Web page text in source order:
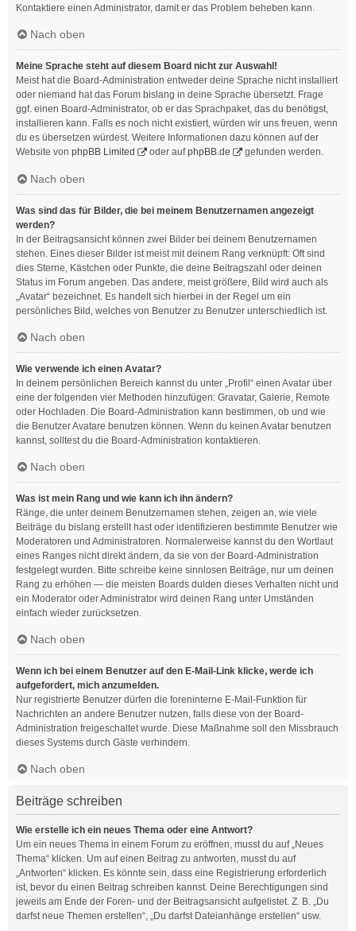
Kontaktiere einen Administrator, damit er das Problem beheben kann.
Nach oben
Meine Sprache steht auf diesem Board nicht zur Auswahl!
Meist hat die Board-Administration entweder deine Sprache nicht installiert
oder niemand hat das Forum bislang in deine Sprache übersetzt. Frage
ggf. einen Board-Administrator, ob er das Sprachpaket, das du benötigst,
installieren kann. Falls es noch nicht existiert, würden wir uns freuen, wenn
du es übersetzen würdest. Weitere Informationen dazu können auf der
Website von phpBB Limited oder aufphpBB.de gefunden werden.
Nach oben
Was sind das für Bilder, die bei meinem Benutzernamen angezeigt
werden?
In der Beitragsansicht können zwei Bilder bei deinem Benutzernamen
stehen. Eines dieser Bilder ist meist mit deinem Rang verknüpft: Oft sind
dies Sterne, Kästchen oder Punkte, die deine Beitragszahl oder deinen
Status im Forum angeben. Das andere, meist größere, Bild wird auch als
„Avatar“ bezeichnet. Es handelt sich hierbei in der Regel um ein
persönliches Bild, welches von Benutzer zu Benutzer unterschiedlich ist.
Nach oben
Wie verwende ich einen Avatar?
In deinem persönlichen Bereich kannst du unter „Profil“ einen Avatar über
eine der folgenden vier Methoden hinzufügen: Gravatar, Galerie, Remote
oder Hochladen. Die Board-Administration kann bestimmen, ob und wie
die Benutzer Avatare benutzen können. Wenn du keinen Avatar benutzen
kannst, solltest du die Board-Administration kontaktieren.
Nach oben
Was ist mein Rang und wie kann ich ihn ändern?
Ränge, die unter deinem Benutzernamen stehen, zeigen an, wie viele
Beiträge du bislang erstellt hast oder identifizieren bestimmte Benutzer wie
Moderatoren und Administratoren. Normalerweise kannst du den Wortlaut
eines Ranges nicht direkt ändern, da sie von der Board-Administration
festgelegt wurden. Bitte schreibe keine sinnlosen Beiträge, nur um deinen
Rang zu erhöhen — die meisten Boards dulden dieses Verhalten nicht und
ein Moderator oder Administrator wird deinen Rang unter Umständen
einfach wieder zurücksetzen.
Nach oben
Wenn ich bei einem Benutzer auf den E-Mail-Link klicke, werde ich
aufgefordert, mich anzumelden.
Nur registrierte Benutzer dürfen die foreninterne E-Mail-Funktion für
Nachrichten an andere Benutzer nutzen, falls diese von der Board-
Administration freigeschaltet wurde. Diese Maßnahme soll den Missbrauch
dieses Systems durch Gäste verhindern.
Nach oben
Beiträge schreiben
Wie erstelle ich ein neues Thema oder eine Antwort?
Um ein neues Thema in einem Forum zu eröffnen, musst du auf „Neues
Thema“ klicken. Um auf einen Beitrag zu antworten, musst du auf
„Antworten“ klicken. Es könnte sein, dass eine Registrierung erforderlich
ist, bevor du einen Beitrag schreiben kannst. Deine Berechtigungen sind
jeweils am Ende der Foren- und der Beitragsansicht aufgelistet. Z. B. „Du
darfst neue Themen erstellen“, „Du darfst Dateianhänge erstellen“ usw.